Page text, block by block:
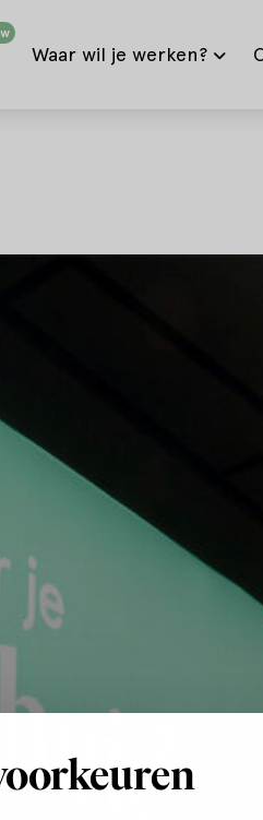
Waar wil je werken?